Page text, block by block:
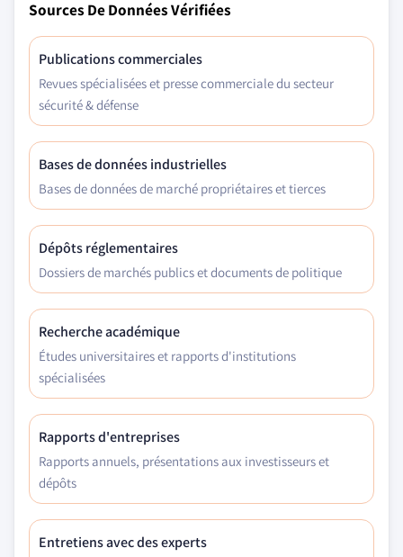
Sources De Données Vérifiées
Publications commerciales
Revues spécialisées et presse commerciale du secteur
sécurité & défense
Bases de données industrielles
Bases de données de marché propriétaires et tierces
Dépôts réglementaires
Dossiers de marchés publics et documents de politique
Recherche académique
Études universitaires et rapports d'institutions
spécialisées
Rapports d'entreprises
Rapports annuels, présentations aux investisseurs et
dépôts
Entretiens avec des experts